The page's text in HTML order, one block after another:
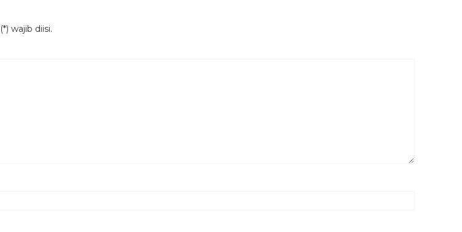
wajib diisi.